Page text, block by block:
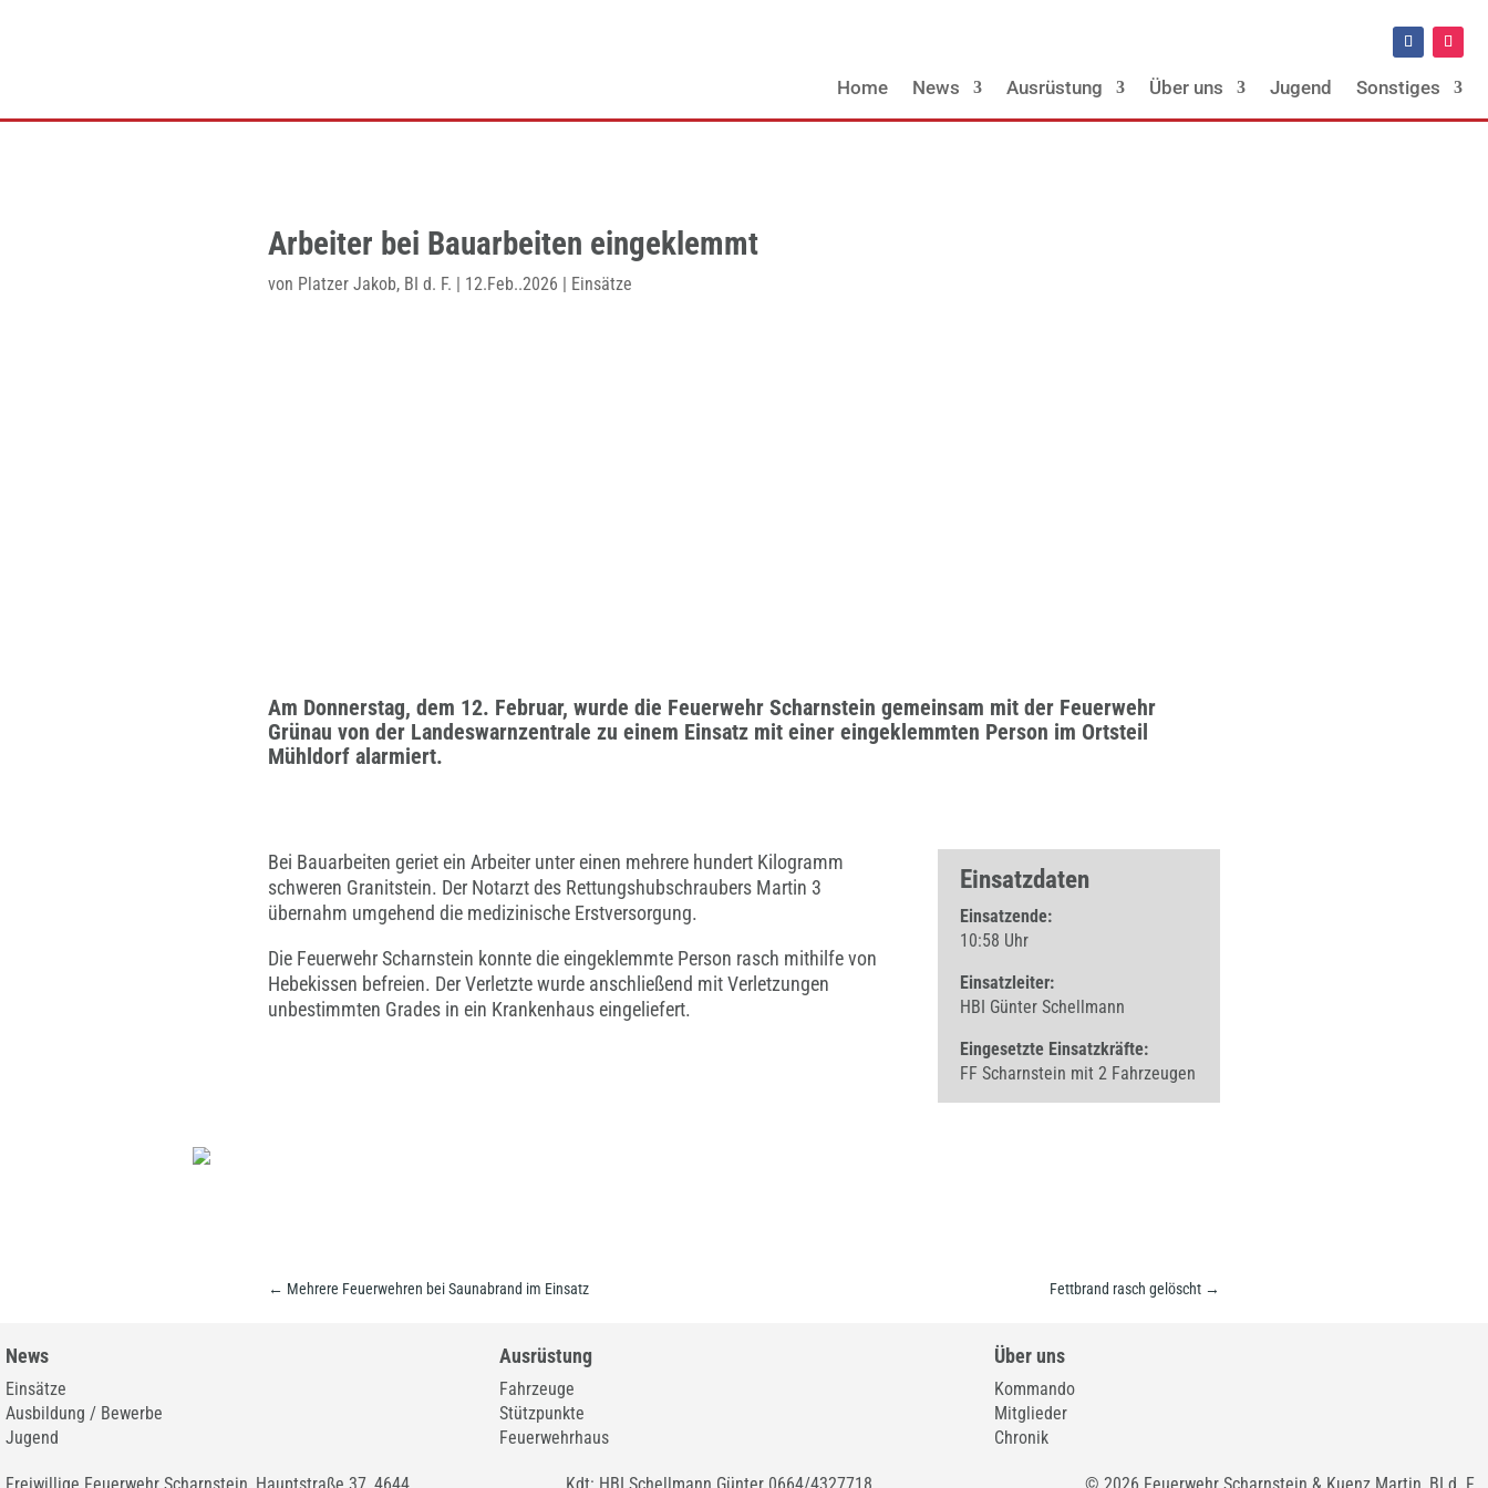
Home News Ausrüstung Über uns Jugend Sonstiges
Arbeiter bei Bauarbeiten eingeklemmt
von Platzer Jakob, BI d. F. | 12.Feb..2026 | Einsätze
Am Donnerstag, dem 12. Februar, wurde die Feuerwehr Scharnstein gemeinsam mit der Feuerwehr
Grünau von der Landeswarnzentrale zu einem Einsatz mit einer eingeklemmten Person im Ortsteil
Mühldorf alarmiert.
Bei Bauarbeiten geriet ein Arbeiter unter einen mehrere hundert Kilogramm
schweren Granitstein. Der Notarzt des Rettungshubschraubers Martin 3
übernahm umgehend die medizinische Erstversorgung.
Die Feuerwehr Scharnstein konnte die eingeklemmte Person rasch mithilfe von
Hebekissen befreien. Der Verletzte wurde anschließend mit Verletzungen
unbestimmten Grades in ein Krankenhaus eingeliefert.
Einsatzdaten
Einsatzende:
10:58 Uhr
Einsatzleiter:
HBI Günter Schellmann
Eingesetzte Einsatzkräfte:
FF Scharnstein mit 2 Fahrzeugen
← Mehrere Feuerwehren bei Saunabrand im Einsatz Fettbrand rasch gelöscht →
News
Einsätze
Ausbildung / Bewerbe
Jugend
Ausrüstung
Fahrzeuge
Stützpunkte
Feuerwehrhaus
Über uns
Kommando
Mitglieder
Chronik